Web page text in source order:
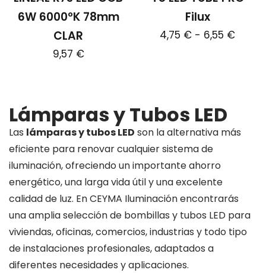
la
página
de
producto
6W 6000ºK 78mm
CLAR
9,57 €
Filux
4,75 € - 6,55 €
6,55 €
múltiples
variantes.
Las
opciones
se
pueden
elegir
en
la
página
Lámparas y Tubos LED
Las lámparas y tubos LED son la alternativa más
eficiente para renovar cualquier sistema de
iluminación, ofreciendo un importante ahorro
energético, una larga vida útil y una excelente
calidad de luz. En CEYMA Iluminación encontrarás
una amplia selección de bombillas y tubos LED para
viviendas, oficinas, comercios, industrias y todo tipo
de instalaciones profesionales, adaptados a
diferentes necesidades y aplicaciones.